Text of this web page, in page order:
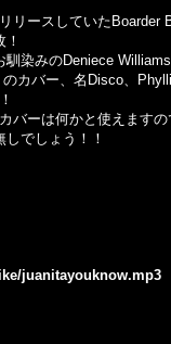
リースしていたBoarder
染みのDeniece
カバー、名Disco、
バーは何かと使えます
でしょう！！
juanitayouknow.mp3